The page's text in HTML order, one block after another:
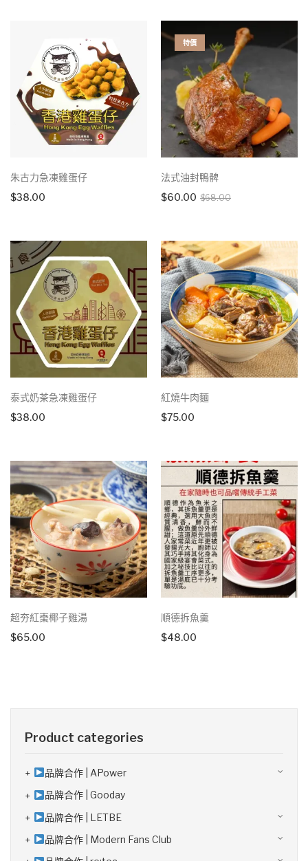
朱古力急凍雞蛋仔
$38.00
特價
法式油封鴨髀
$68.00Original
$68.00.
$60.00
Current
$60.00.
泰式奶茶急凍雞蛋仔
$38.00
紅燒牛肉麵
$75.00
超夯紅棗椰子雞湯
$65.00
順德拆魚羹
$48.00
Product categories
品牌合作 | APower
品牌合作 | Gooday
品牌合作 | LETBE
品牌合作 | Modern Fans Club